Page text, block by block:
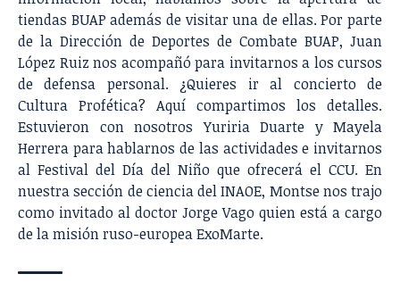
tiendas BUAP además de visitar una de ellas. Por parte
de la Dirección de Deportes de Combate BUAP, Juan
López Ruiz nos acompañó para invitarnos a los cursos
de defensa personal. ¿Quieres ir al concierto de
Cultura Profética? Aquí compartimos los detalles.
Estuvieron con nosotros Yuriria Duarte y Mayela
Herrera para hablarnos de las actividades e invitarnos
al Festival del Día del Niño que ofrecerá el CCU. En
nuestra sección de ciencia delINAOE, Montsenos trajo
como invitado al doctor Jorge Vago quien está a cargo
de lamisión ruso-europea ExoMarte.